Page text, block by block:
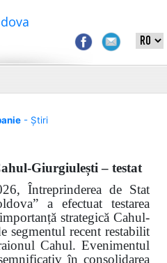
- Știri
Giurgiulești – testat
Întreprinderea de Stat
a efectuat testarea
strategică Cahul-
segmentul recent restabilit
Cahul. Evenimentul
în consolidarea